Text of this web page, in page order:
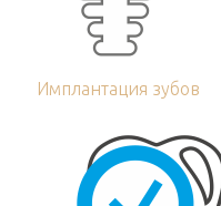
Имплантация зубов